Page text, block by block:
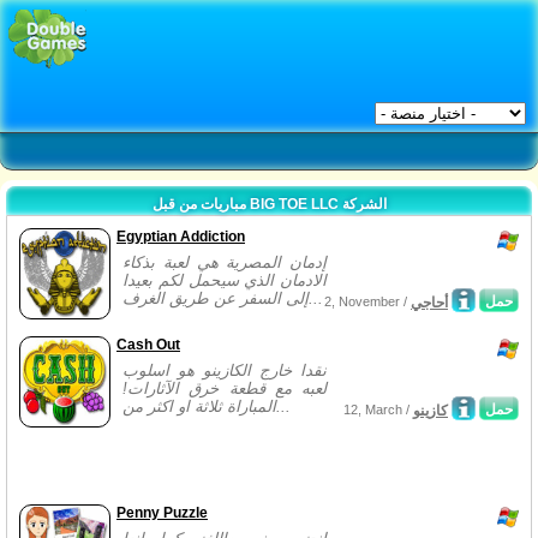
مباريات من قبل BIG TOE LLC الشركة
Egyptian Addiction
إدمان المصرية هي لعبة بذكاء
الادمان الذي سيحمل لكم بعيدا
إلى السفر عن طريق الغرف...
حمل 2, November / أحاجي
Cash Out
نقدا خارج الكازينو هو اسلوب
لعبه مع قطعة خرق الآثارات!
المباراة ثلاثة او اكثر من...
حمل 12, March / كازينو
Penny Puzzle